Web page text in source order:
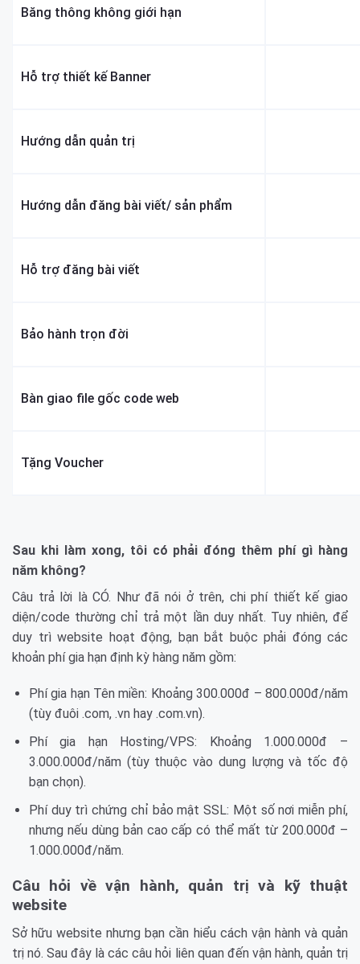
Băng thông không giới hạn
Hỗ trợ thiết kế Banner
Hướng dẫn quản trị
Hướng dẫn đăng bài viết/ sản phẩm
Hỗ trợ đăng bài viết
Bảo hành trọn đời
Bàn giao file gốc code web
Tặng Voucher
Sau khi làm xong, tôi có phải đóng thêm phí gì hàng
năm không?
Câu trả lời là CÓ. Như đã nói ở trên, chi phí thiết kế giao
diện/code thường chỉ trả một lần duy nhất. Tuy nhiên, để
duy trì website hoạt động, bạn bắt buộc phải đóng các
khoản phí gia hạn định kỳ hàng năm gồm:
Phí gia hạn Tên miền: Khoảng 300.000đ – 800.000đ/năm
(tùy đuôi .com, .vn hay .com.vn).
Phí gia hạn Hosting/VPS: Khoảng 1.000.000đ –
3.000.000đ/năm (tùy thuộc vào dung lượng và tốc độ
bạn chọn).
Phí duy trì chứng chỉ bảo mật SSL: Một số nơi miễn phí,
nhưng nếu dùng bản cao cấp có thể mất từ 200.000đ –
1.000.000đ/năm.
Câu hỏi về vận hành, quản trị và kỹ thuật
website
Sở hữu website nhưng bạn cần hiểu cách vận hành và quản
trị nó. Sau đây là các câu hỏi liên quan đến vận hành, quản trị